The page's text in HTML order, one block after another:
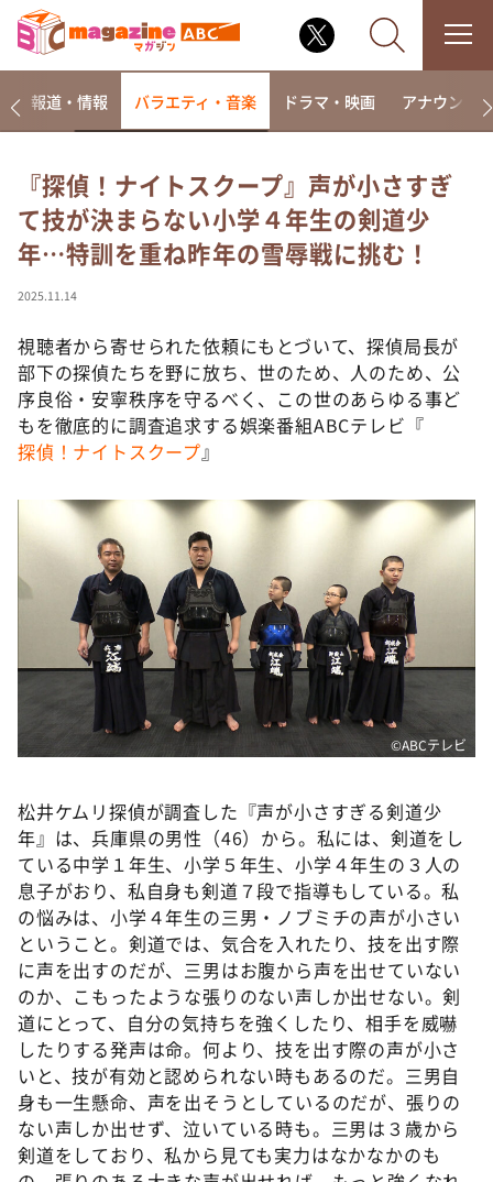
なるみ・岡村の過ぎるTV
相席食堂
これ余談なんですけど・・・
て真剣です
探偵！ナイトスクープ
news おかえり
河合＆A.B.C-Z塚田×福井アナ「なんでやねん！？」
（news おかえり）
DAIGOも台所 ～きょうの献立 何にする？～
本日はダイアンなり！シーズン２
朝だ！生です旅サラダ
教えて！ニュースライブ 正義のミカタ
ＬＩＦＥ～夢のカタチ～
新婚さんいらっしゃい！
ポツンと一軒家
ぺこぱのまるスポ
アナ回覧板
報道・情報 バラエティ・音楽 ドラマ・映画 アナウンサー
『探偵！ナイトスクープ』声が小さすぎ
て技が決まらない小学４年生の剣道少
年…特訓を重ね昨年の雪辱戦に挑む！
2025.11.14
視聴者から寄せられた依頼にもとづいて、探偵局長が
部下の探偵たちを野に放ち、世のため、人のため、公
序良俗・安寧秩序を守るべく、この世のあらゆる事ど
もを徹底的に調査追求する娯楽番組ABCテレビ『
探偵！ナイトスクープ』
©️ABCテレビ
松井ケムリ探偵が調査した『声が小さすぎる剣道少
年』は、兵庫県の男性（46）から。私には、剣道をし
ている中学１年生、小学５年生、小学４年生の３人の
息子がおり、私自身も剣道７段で指導もしている。私
の悩みは、小学４年生の三男・ノブミチの声が小さい
ということ。剣道では、気合を入れたり、技を出す際
に声を出すのだが、三男はお腹から声を出せていない
のか、こもったような張りのない声しか出せない。剣
道にとって、自分の気持ちを強くしたり、相手を威嚇
したりする発声は命。何より、技を出す際の声が小さ
いと、技が有効と認められない時もあるのだ。三男自
身も一生懸命、声を出そうとしているのだが、張りの
ない声しか出せず、泣いている時も。三男は３歳から
剣道をしており、私から見ても実力はなかなかのも